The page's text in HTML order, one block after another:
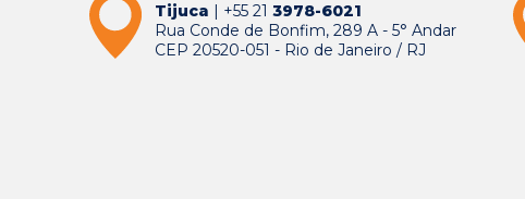
Tijuca | +55 21 3978-6021
Rua Conde de Bonfim, 289 A - 5° Andar
CEP 20520-051 - Rio de Janeiro / RJ